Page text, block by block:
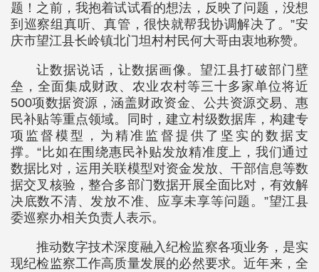
题！之前，我抱着试试看的想法，反映了问题，没想
到巡察组真听、真管，很快就帮我协调解决了。”安
庆市望江县长岭镇北门坦村村民何大哥由衷地称赞。
让数据说话，让数据画像。望江县打破部门壁
垒，全面集成财政、农业农村等三十多家单位将近
500项数据资源，涵盖财政资金、公共资源交易、惠
民补贴等重点领域。同时，建立村级数据库，构建专
项监督模型，为精准监督提供了坚实的数据支
撑。“比如在围绕惠民补贴发放精准度上，我们通过
数据比对，运用关联模型对资金发放、干部信息等数
据交叉核验，整合多部门数据开展全面比对，有效解
决底数不清、发放不准、应享未享等问题。”望江县
委巡察办相关负责人表示。
推动数字技术深度融入纪检监察各项业务，是实
现纪检监察工作高质量发展的必然要求。近年来，全